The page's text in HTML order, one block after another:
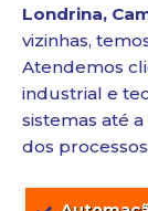
Londrina,
vizinhas,
Atendemos
industrial e
sistemas até
dos